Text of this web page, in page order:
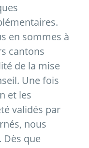
en sommes à
cantons
de la mise
Une fois
et les
validés par
nous
Dès que